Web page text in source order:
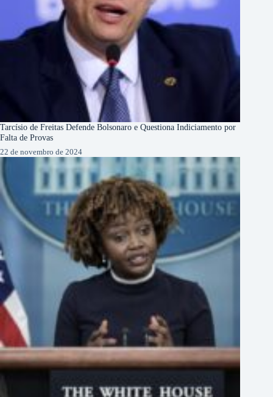
Tarcísio de Freitas Defende Bolsonaro e Questiona Indiciamento por
Falta de Provas
22 de novembro de 2024